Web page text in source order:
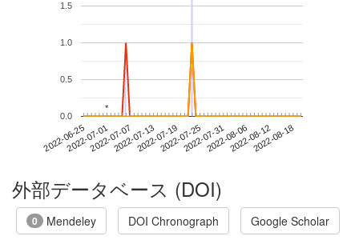
2022-06-252022-07-012022-07-072022-07-132022-07-192022-07-252022-07-312022-08-062022-08-122022-08-18
0.0
0.5
1.0
1.5
**
外部データベース (DOI)
0 Mendeley DOI Chronograph Google Scholar